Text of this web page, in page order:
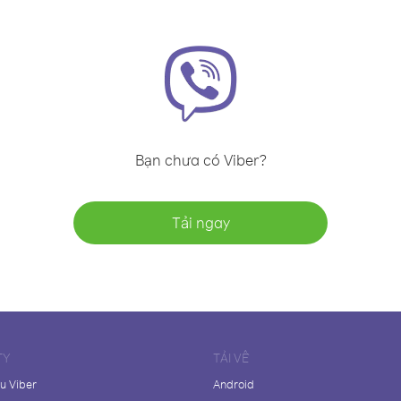
Bạn chưa có Viber?
Tải ngay
Viber
TẢI VỀ
Android